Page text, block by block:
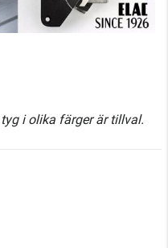
i olika färger är tillval.